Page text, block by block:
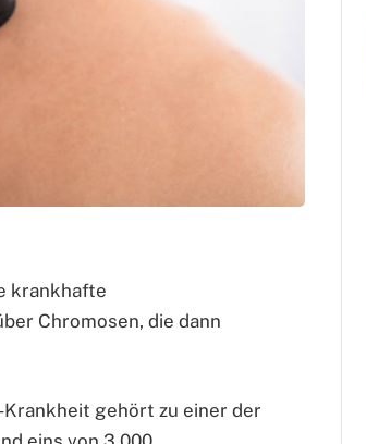
krankhafte
Chromosen, die dann
gehört zu einer der